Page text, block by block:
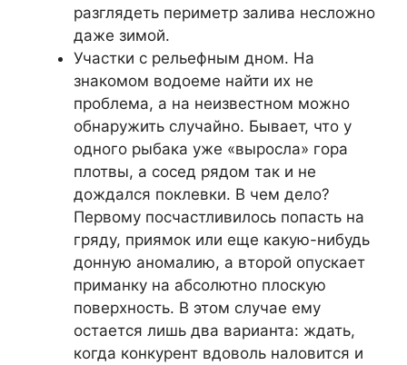
разглядеть периметр залива несложно
даже зимой.
Участки с рельефным дном. На
знакомом водоеме найти их не
проблема, а на неизвестном можно
обнаружить случайно. Бывает, что у
одного рыбака уже «выросла» гора
плотвы, а сосед рядом так и не
дождался поклевки. В чем дело?
Первому посчастливилось попасть на
гряду, приямок или еще какую-нибудь
донную аномалию, а второй опускает
приманку на абсолютно плоскую
поверхность. В этом случае ему
остается лишь два варианта: ждать,
когда конкурент вдоволь наловится и